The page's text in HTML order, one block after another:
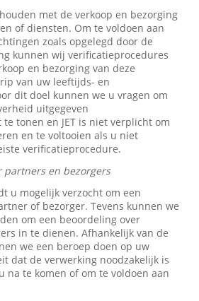
met de verkoop en bezorging
of diensten. Om te voldoen aan
zoals opgelegd door de
kunnen wij verificatieprocedures
en bezorging van deze
van uw leeftijds- en
dit doel kunnen we u vragen om
uitgegeven
tonen en JET is niet verplicht om
en te voltooien als u niet
verificatieprocedure.
partners en bezorgers
u mogelijk verzocht om een
of bezorger. Tevens kunnen we
om een beoordeling over
in te dienen. Afhankelijk van de
we een beroep doen op uw
dat de verwerking noodzakelijk is
na te komen of om te voldoen aan